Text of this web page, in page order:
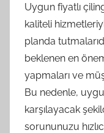
Uygun fiyatlı
kaliteli
planda
beklenen en
yapmaları ve
Bu nedenle,
karşılayacak
sorununuzu